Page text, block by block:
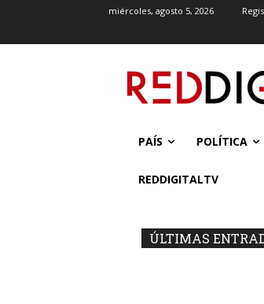
miércoles, agosto 5, 2026
PAÍS POLÍTICA
REDDIGITALTV
ÚLTIMAS